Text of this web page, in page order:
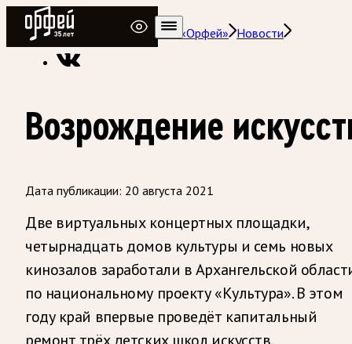
Радио Орфей
Радио классической музыки «Орфей» Новости
Возрождение
Дата публикации: 20 августа 2021
Две виртуальных концертных площадки,
четырнадцать домов культуры и семь новых
кинозалов заработали в Архангельской
по национальному проекту «Культура». В этом
году край впервые проведёт капитальный
ремонт трёх детских школ искусств.